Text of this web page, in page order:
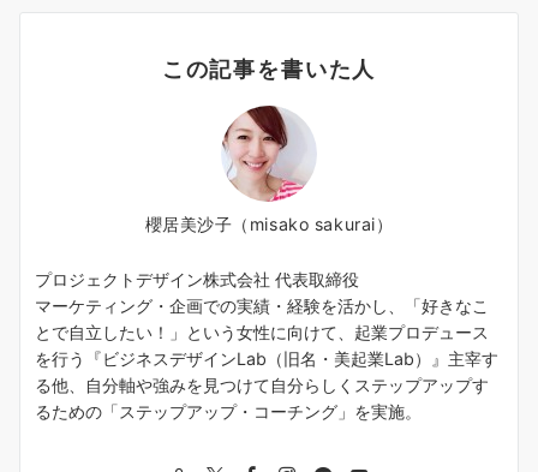
この記事を書いた人
櫻居美沙子（misako sakurai）
プロジェクトデザイン株式会社 代表取締役
マーケティング・企画での実績・経験を活かし、「好きなこ
とで自立したい！」という女性に向けて、起業プロデュース
を行う『ビジネスデザインLab（旧名・美起業Lab）』主宰す
る他、自分軸や強みを見つけて自分らしくステップアップす
るための「ステップアップ・コーチング」を実施。